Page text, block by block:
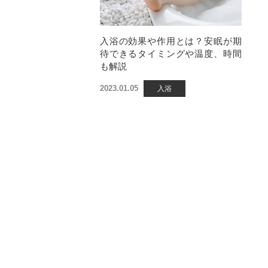
入浴の効果や作用とは？安眠が期
待できるタイミングや温度、時間
も解説
2023.01.05 入浴